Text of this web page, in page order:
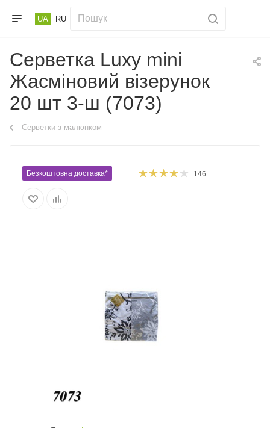
UA RU
Серветка Luxy mini
Жасміновий візерунок
20 шт 3-ш (7073)
Серветки з малюнком
Безкоштовна доставка* 146